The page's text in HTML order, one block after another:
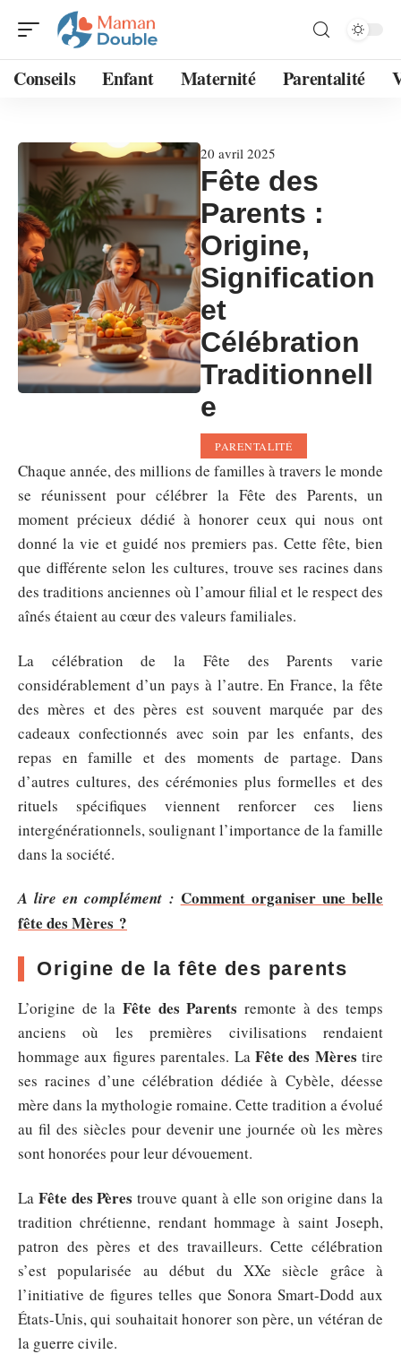
Conseils Enfant Maternité Parentalité
20 avril 2025
Fête des
Parents :
Origine,
Signification
et
Célébration
Traditionnell
e
PARENTALITÉ
Chaque année, des millions de familles à travers le monde
se réunissent pour célébrer la Fête des Parents, un
moment précieux dédié à honorer ceux qui nous ont
donné la vie et guidé nos premiers pas. Cette fête, bien
que différente selon les cultures, trouve ses racines dans
des traditions anciennes où l’amour filial et le respect des
aînés étaient au cœur des valeurs familiales.
La célébration de la Fête des Parents varie
considérablement d’un pays à l’autre. En France, la fête
des mères et des pères est souvent marquée par des
cadeaux confectionnés avec soin par les enfants, des
repas en famille et des moments de partage. Dans
d’autres cultures, des cérémonies plus formelles et des
rituels spécifiques viennent renforcer ces liens
intergénérationnels, soulignant l’importance de la famille
dans la société.
A lire en complément : Comment organiser une belle
fête des Mères ?
Origine de la fête des parents
L’origine de la Fête des Parents remonte à des temps
anciens où les premières civilisations rendaient
hommage aux figures parentales. La Fête des Mères tire
ses racines d’une célébration dédiée à Cybèle, déesse
mère dans la mythologie romaine. Cette tradition a évolué
au fil des siècles pour devenir une journée où les mères
sont honorées pour leur dévouement.
La Fête des Pères trouve quant à elle son origine dans la
tradition chrétienne, rendant hommage à saint Joseph,
patron des pères et des travailleurs. Cette célébration
s’est popularisée au début du XXe siècle grâce à
l’initiative de figures telles que Sonora Smart-Dodd aux
États-Unis, qui souhaitait honorer son père, un vétéran de
la guerre civile.